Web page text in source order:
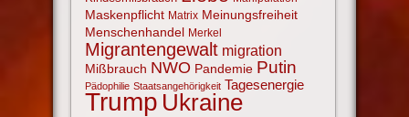
Maskenpflicht Matrix Meinungsfreiheit
Menschenhandel Merkel
Migrantengewalt migration
Mißbrauch NWO Pandemie Putin
Pädophilie Staatsangehörigkeit Tagesenergie
Trump Ukraine